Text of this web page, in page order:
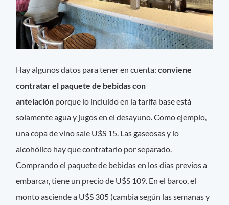
Hay algunos datos para tener en cuenta:conviene
contratar el paquete de bebidas con
antelación porque lo incluido en la tarifa base está
solamente agua y jugos en el desayuno. Como ejemplo,
una copa de vino sale U$S 15. Las gaseosas y lo
alcohólico hay que contratarlo por separado.
Comprando el paquete de bebidas en los días previos a
embarcar, tiene un precio de U$S 109. En el barco, el
monto asciende a U$S 305 (cambia según las semanas y